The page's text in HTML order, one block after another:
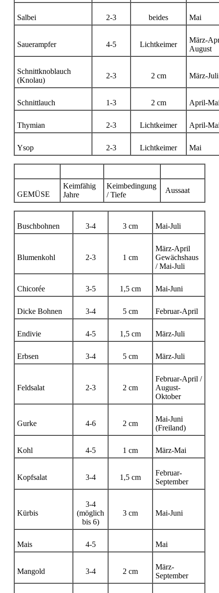
Salbei 2-3 beides Mai
Sauerampfer 4-5 Lichtkeimer
März-
August
Schnittknoblauch
(Knolau)
2-3 2 cm März-Juli
Schnittlauch 1-3 2 cm April-
Thymian 2-3 Lichtkeimer April-
Ysop 2-3 Lichtkeimer Mai
GEMÜSE
Keimfähig
Jahre
Keimbedingung
/ Tiefe
Aussaat
Buschbohnen 3-4 3 cm Mai-Juli
Blumenkohl 2-3 1 cm
März-April
Gewächshaus
/ Mai-Juli
Chicorée 3-5 1,5 cm Mai-Juni
Dicke Bohnen 3-4 5 cm Februar-April
Endivie 4-5 1,5 cm März-Juli
Erbsen 3-4 5 cm März-Juli
Feldsalat 2-3 2 cm
Februar-April /
August-
Oktober
Gurke 4-6 2 cm
Mai-Juni
(Freiland)
Kohl 4-5 1 cm März-Mai
Kopfsalat 3-4 1,5 cm
Februar-
September
Kürbis
3-4
(möglich
bis 6)
3 cm Mai-Juni
Mais 4-5 Mai
Mangold 3-4 2 cm
März-
September